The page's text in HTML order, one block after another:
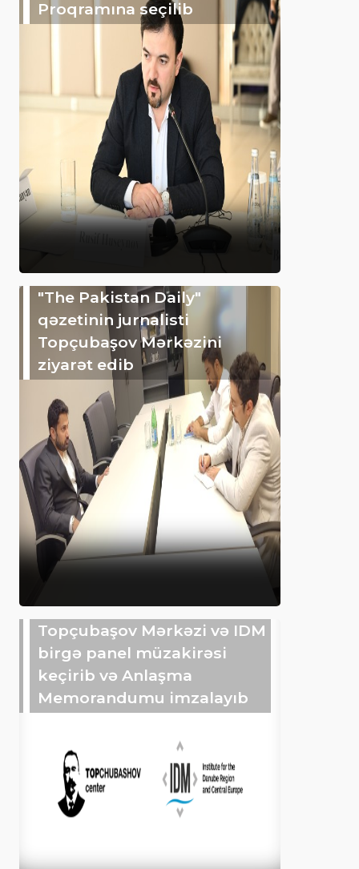
Proqramına seçilib
"The Pakistan Daily"
qəzetinin jurnalisti
Topçubaşov Mərkəzini
ziyarət edib
Topçubaşov Mərkəzi və IDM
birgə panel müzakirəsi
keçirib və Anlaşma
Memorandumu imzalayıb